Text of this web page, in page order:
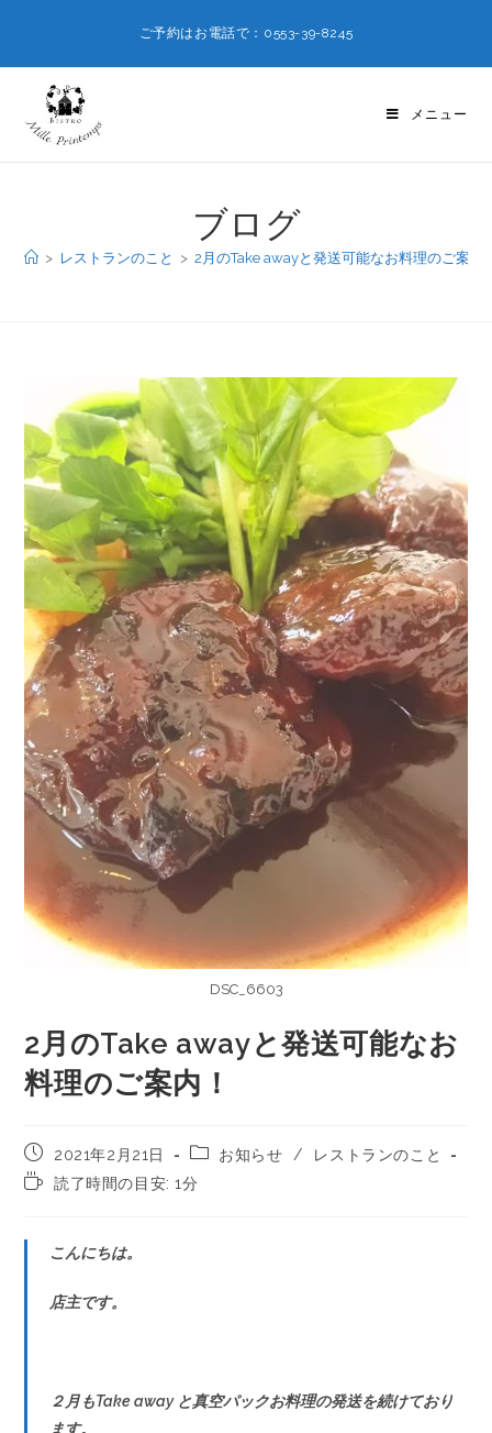
ご予約はお電話で：0553-39-8245
メニュー
ブログ
> レストランのこと > 2月のTake awayと発送可能なお料理のご案内
DSC_6603
2月のTake awayと発送可能なお
料理のご案内！
2021年2月21日 お知らせ /
レストランのこと
読了時間の目安: 1分
こんにちは。
店主です。
２月もTake away と真空パックお料理の発送を続けており
ます。